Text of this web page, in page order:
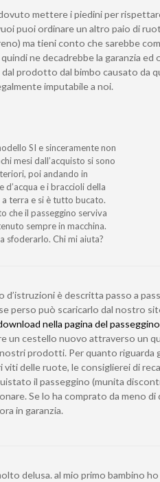
mettere i piedini per
puoi ordinare un altro paio di
ma tieni conto che sarebbe
ne decadrebbe la garanzia ed
prodotto dal bimbo causato da
imputabile a noi.
SI e sinceramente non
mesi dall’acquisto si sono
poi andando in
e i braccioli della
terra e si è tutto bucato.
che il passeggino serviva
sempre in macchina.
sfoderarlo. Chi mi aiuta?
d’istruzioni è descritta passo a
perso può scaricarlo dal nostro
nella pagina del
un cestello nuovo attraverso un
prodotti. Per quanto riguarda
delle ruote, le consiglierei di
il passeggino (munita
Se lo ha comprato da meno di
in garanzia.
delusa. al mio primo bambino ho